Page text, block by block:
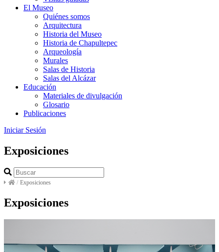
El Museo
Quiénes somos
Arquitectura
Historia del Museo
Historia de Chapultepec
Arqueología
Murales
Salas de Historia
Salas del Alcázar
Educación
Materiales de divulgación
Glosario
Publicaciones
Iniciar Sesión
Exposiciones
/ Exposiciones
Exposiciones